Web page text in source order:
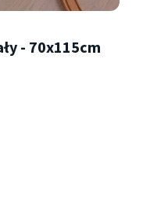
- 70x115cm